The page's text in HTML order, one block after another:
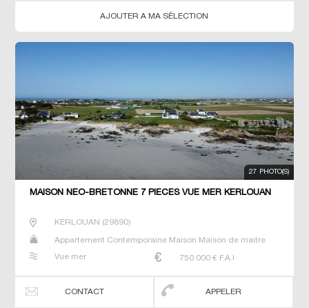
AJOUTER A MA SÉLECTION
27 PHOTO(S)
MAISON NEO-BRETONNE 7 PIECES VUE MER KERLOUAN
KERLOUAN (29890)
Appartement Contemporaine Maison Maison de maitre
Vue mer
750 000 € F.A.I
CONTACT APPELER